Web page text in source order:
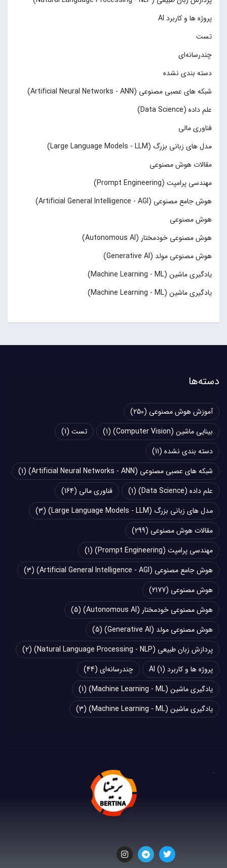
پروژه ها و کاربرد AI
تست
چند‌‌رسانه‌ای
دسته بندی نشده
شبکه های عصبی مصنوعی (Artificial Neural Networks - ANN)
علم داده (Data Science)
فناوری مالی
مدل های زبانی بزرگ (Large Language Models - LLM)
مقالات هوش مصنوعی
مهندسی پرامپت (Prompt Engineering)
هوش جامع مصنوعی (Artificial General Intelligence - AGI)
هوش مصنوعی
هوش مصنوعی خودمختار (Autonomous AI)
هوش مصنوعی مولد (Generative AI)
یادگیری ماشین (Machine Learning - ML)
یادگیری ماشین (Machine Learning - ML)
دسته‌ها
آموزش هوش مصنوعی (250)
بینایی ماشین (Computer Vision)
(1) تست (1)
دسته بندی نشده (11)
شبکه های عصبی مصنوعی (Artificial Neural Networks - ANN)
(1)
علم داده (Data Science)
(1) فناوری مالی (164)
مدل های زبانی بزرگ (Large Language Models - LLM)
(3)
مقالات هوش مصنوعی (299)
مهندسی پرامپت (Prompt Engineering)
(1)
هوش جامع مصنوعی (Artificial General Intelligence - AGI)
(3)
هوش مصنوعی (2177)
هوش مصنوعی خودمختار (Autonomous AI)
(5)
هوش مصنوعی مولد (Generative AI)
(5)
پردازش زبان طبیعی (Natural Language Processing - NLP)
(2)
پروژه ها و کاربرد AI (1) چند‌‌رسانه‌ای (44)
یادگیری ماشین (Machine Learning - ML)
(1)
یادگیری ماشین (Machine Learning - ML)
(3)